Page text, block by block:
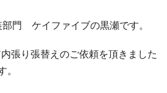
門 ケイファイブの黒瀬です。
張り張替えのご依頼を頂きました
。